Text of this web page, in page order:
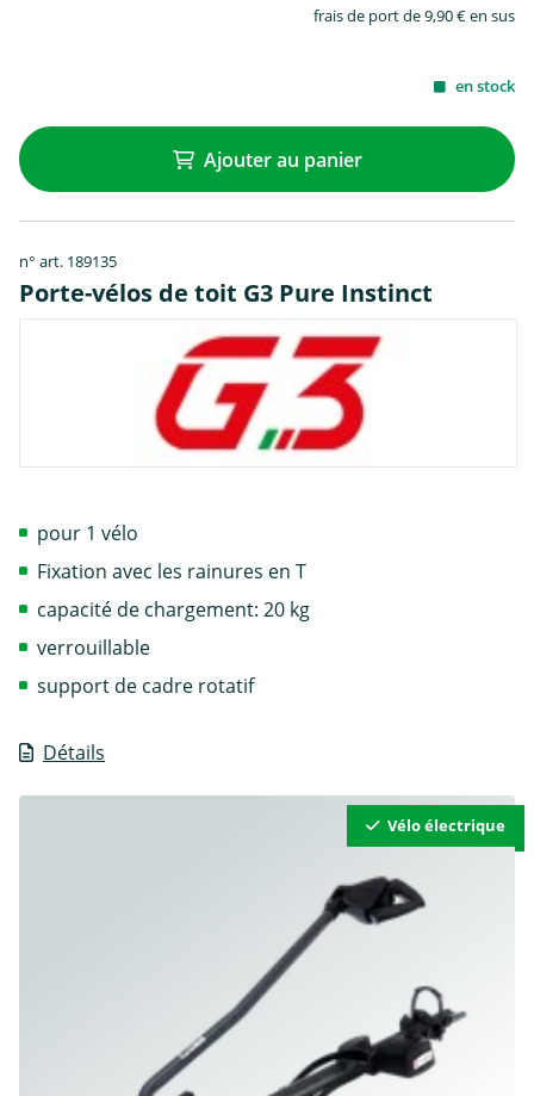
frais de port de 9,90 € en sus
en stock
Ajouter au panier
n° art. 189135
Porte-vélos de toit G3 Pure Instinct
Vélo électrique
Détails
pour 1 vélo
Fixation avec les rainures en T
capacité de chargement: 20 kg
verrouillable
support de cadre rotatif